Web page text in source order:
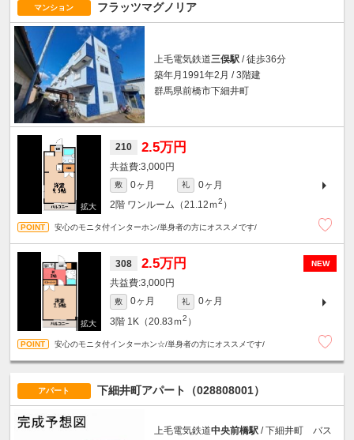
マンション フラッツマグノリア
上毛電気鉄道三俣駅 / 徒歩36分
築年月1991年2月 / 3階建
群馬県前橋市下細井町
210 2.5万円
3,000円
敷 0ヶ月 礼
0ヶ月
2階 ワンルーム（21.12ｍ2 ）
安心のモニタ付インターホン/単身者の方にオススメです/
NEW
308 2.5万円
3,000円
敷 0ヶ月 礼
0ヶ月
3階 1K（20.83ｍ2 ）
安心のモニタ付インターホン☆/単身者の方にオススメです/
アパート 下細井町アパート（028808001）
上毛電気鉄道中央前橋駅 / 下細井町 バス